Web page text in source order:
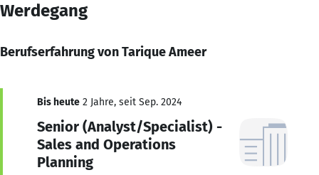
Werdegang
Berufserfahrung von Tarique Ameer
Bis heute 2 Jahre, seit Sep. 2024
Senior (Analyst/Specialist) -
Sales and Operations
Planning